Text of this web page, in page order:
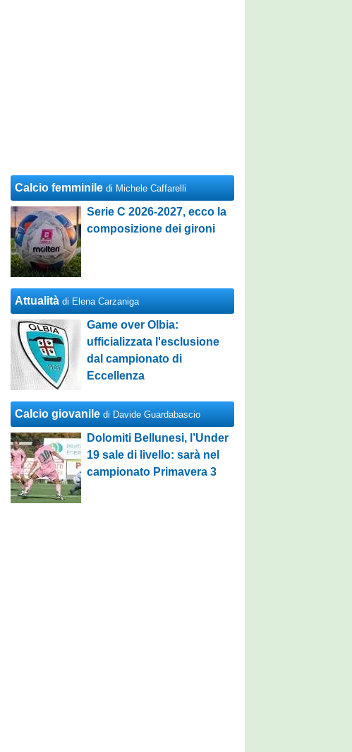
Calcio femminile di Michele Caffarelli
Serie C 2026-2027, ecco la
composizione dei gironi
Attualità di Elena Carzaniga
Game over Olbia:
ufficializzata l'esclusione
dal campionato di
Eccellenza
Calcio giovanile di Davide Guardabascio
Dolomiti Bellunesi, l’Under
19 sale di livello: sarà nel
campionato Primavera 3